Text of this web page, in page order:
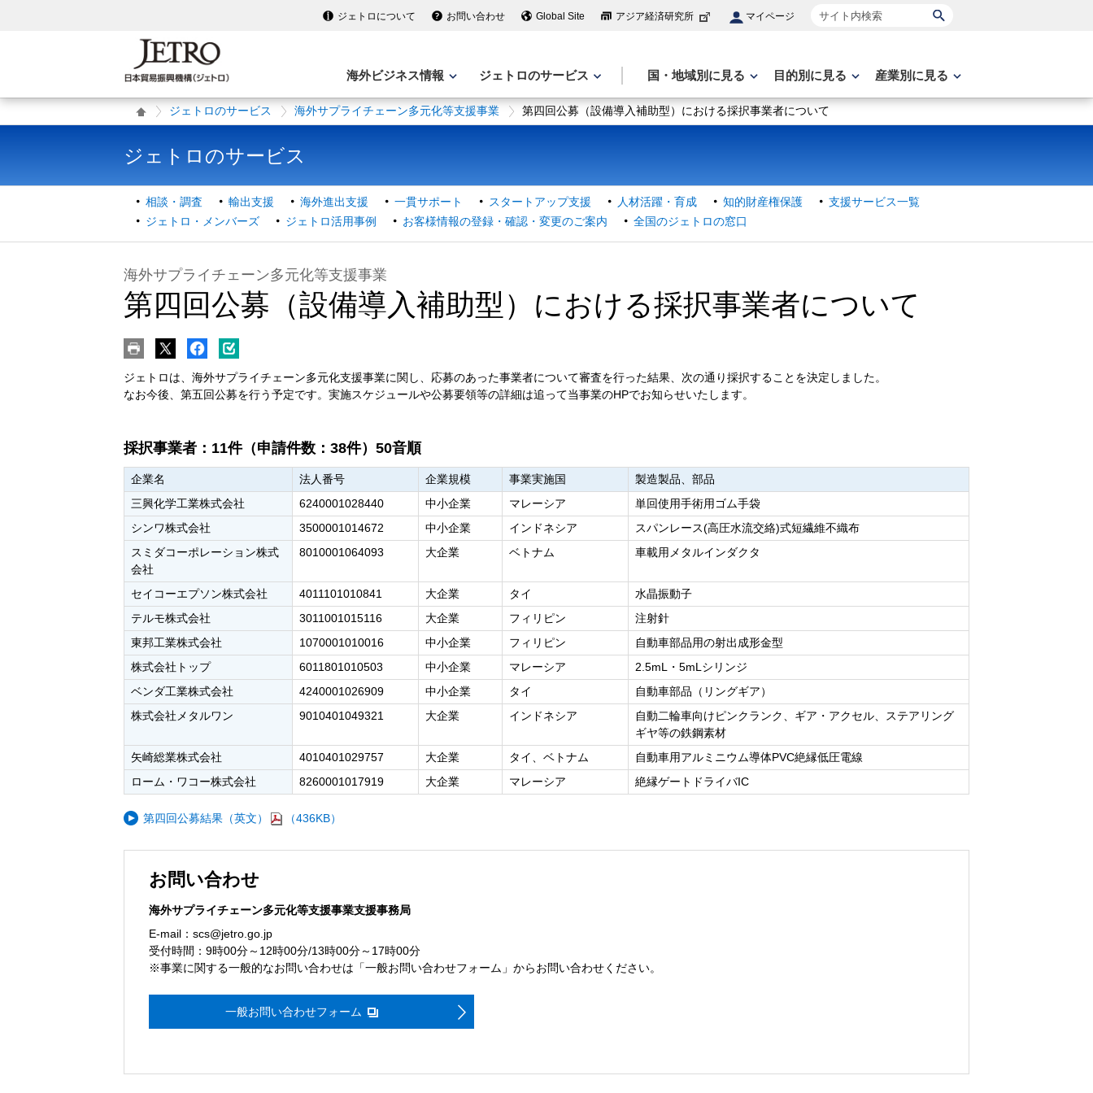
ジェトロについて お問い合わせ Global Site アジア経済研究所 マイページ サイト内検索
海外ビジネス情報 ジェトロのサービス 国・地域別に見る 目的別に見る 産業別に見る
ジェトロのサービス 海外サプライチェーン多元化等支援事業 第四回公募（設備導入補助型）における採択事業者について
ジェトロのサービス
相談・調査 輸出支援 海外進出支援 一貫サポート スタートアップ支援 人材活躍・育成 知的財産権保護
支援サービス一覧
ジェトロ・メンバーズ
ジェトロ活用事例 お客様情報の登録・確認・変更のご案内 全国のジェトロの窓口
海外サプライチェーン多元化等支援事業
第四回公募（設備導入補助型）における採択事業者について
ジェトロは、海外サプライチェーン多元化支援事業に関し、応募のあった事業者について審査を行った結果、次の通り採択することを決定しました。
なお今後、第五回公募を行う予定です。実施スケジュールや公募要領等の詳細は追って当事業のHPでお知らせいたします。
採択事業者：11件（申請件数：38件）50音順
企業名 法人番号 企業規模 事業実施国
製造製品、部品
三興化学工業株式会社
6240001028440 中小企業 マレーシア
単回使用手術用ゴム手袋
シンワ株式会社
3500001014672 中小企業 インドネシア
スパンレース(高圧水流交絡)式短繊維不織布
スミダコーポレーション株式
会社
8010001064093 大企業 ベトナム 車載用メタルインダクタ
セイコーエプソン株式会社 4011101010841 大企業 タイ
水晶振動子
テルモ株式会社
3011001015116 大企業 フィリピン
注射針
東邦工業株式会社
1070001010016 中小企業 フィリピン
自動車部品用の射出成形金型
株式会社トップ
6011801010503 中小企業 マレーシア
2.5mL・5mLシリンジ
ベンダ工業株式会社
4240001026909 中小企業 タイ
自動車部品（リングギア）
株式会社メタルワン
9010401049321 大企業 インドネシア
自動二輪車向けピンクランク、ギア・アクセル、ステアリング
ギヤ等の鉄鋼素材
矢崎総業株式会社
4010401029757 大企業 タイ、ベトナム
自動車用アルミニウム導体PVC絶縁低圧電線
ローム・ワコー株式会社
8260001017919 大企業 マレーシア 絶縁ゲートドライバIC
第四回公募結果（英文） （436KB）
お問い合わせ
海外サプライチェーン多元化等支援事業支援事務局
E-mail：scs@jetro.go.jp
受付時間：9時00分～12時00分/13時00分～17時00分
※事業に関する一般的なお問い合わせは「一般お問い合わせフォーム」からお問い合わせください。
一般お問い合わせフォーム